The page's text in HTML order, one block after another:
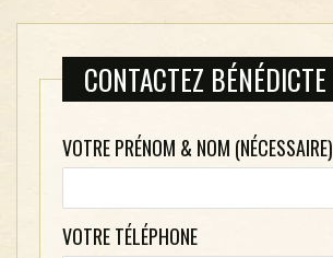
CONTACTEZ BÉNÉDICTE
VOTRE PRÉNOM & NOM (NÉCESSAIRE)
VOTRE TÉLÉPHONE